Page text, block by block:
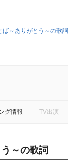
ば～ありがとう～の歌詞
グ情報 TV出演
～の歌詞